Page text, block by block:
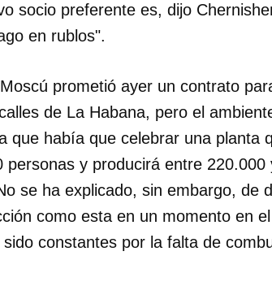
socio preferente es, dijo
en rublos".
prometió ayer un contrato
de La Habana, pero el
que había que celebrar una planta
y producirá entre 220.000
se ha explicado, sin embargo, de
como esta en un momento en
constantes por la falta de